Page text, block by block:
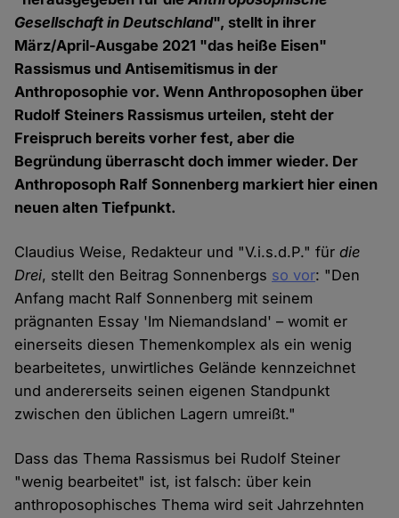
Gesellschaft in Deutschland", stellt in ihrer
März/April-Ausgabe 2021 "das heiße Eisen"
Rassismus und Antisemitismus in der
Anthroposophie vor. Wenn Anthroposophen über
Rudolf Steiners Rassismus urteilen, steht der
Freispruch bereits vorher fest, aber die
Begründung überrascht doch immer wieder. Der
Anthroposoph Ralf Sonnenberg markiert hier einen
neuen alten Tiefpunkt.
Claudius Weise, Redakteur und "V.i.s.d.P." fürdie
Drei, stellt den Beitrag Sonnenbergs so vor: "Den
Anfang macht Ralf Sonnenberg mit seinem
prägnanten Essay 'Im Niemandsland' – womit er
einerseits diesen Themenkomplex als ein wenig
bearbeitetes, unwirtliches Gelände kennzeichnet
und andererseits seinen eigenen Standpunkt
zwischen den üblichen Lagern umreißt."
Dass das Thema Rassismus bei Rudolf Steiner
"wenig bearbeitet" ist, ist falsch: über kein
anthroposophisches Thema wird seit Jahrzehnten